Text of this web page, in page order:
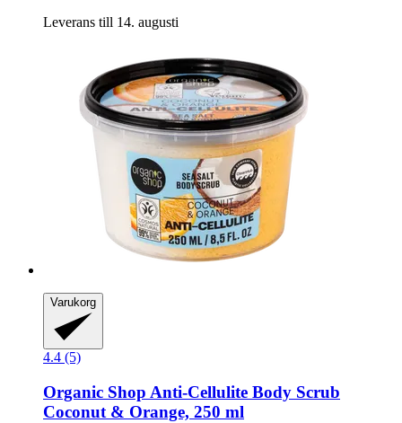
Leverans till 14. augusti
Varukorg
4.4 (5)
Organic Shop Anti-​Cellulite Body Scrub
Coconut & Orange, 250 ml